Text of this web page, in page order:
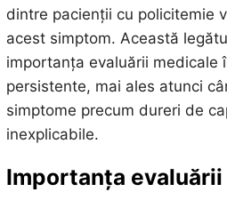
dintre pacienții cu policitemie
acest simptom. Această
importanța evaluării medicale
persistente, mai ales atunci
simptome precum dureri de
inexplicabile.
Importanța